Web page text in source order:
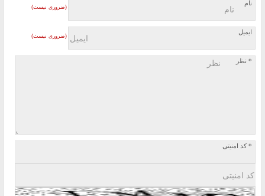
نام
(ضروری نیست)
ایمیل
(ضروری نیست)
* نظر
* کد امنیتی